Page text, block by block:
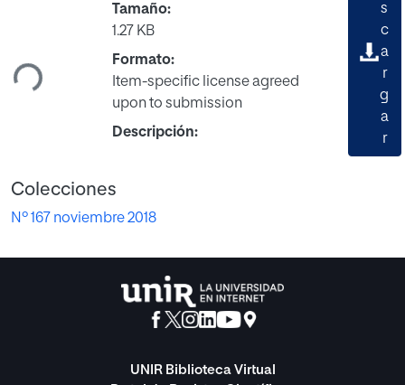
Tamaño:
1.27 KB
Formato:
Item-specific license agreed
upon to submission
Descripción:
s
c
a
r
g
a
r
Colecciones
Nº 167 noviembre 2018
UNIR Biblioteca Virtual